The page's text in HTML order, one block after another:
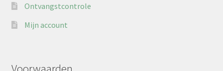
Ontvangstcontrole
Mijn account